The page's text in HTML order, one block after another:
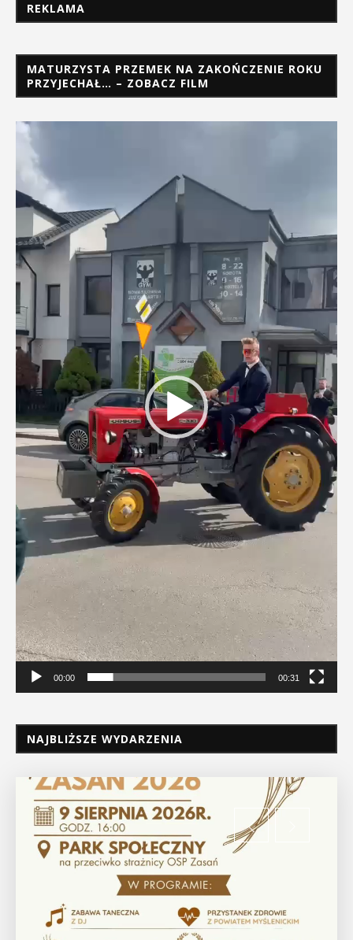
REKLAMA
MATURZYSTA PRZEMEK NA ZAKOŃCZENIE ROKU
PRZYJECHAŁ… – ZOBACZ FILM
Odtwarzacz
00:00 00:31
NAJBLIŻSZE WYDARZENIA